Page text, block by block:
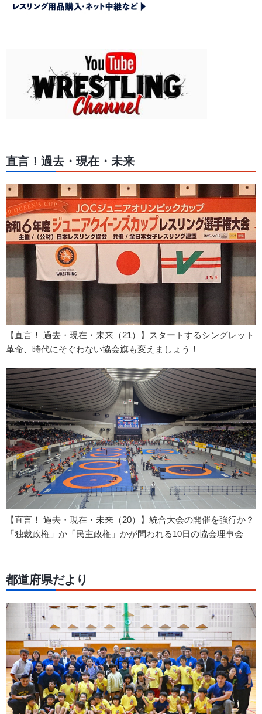
直言！過去・現在・未来
【直言！ 過去・現在・未来（21）】スタートするシングレット
革命、時代にそぐわない協会旗も変えましょう！
【直言！ 過去・現在・未来（20）】統合大会の開催を強行か？
「独裁政権」か「民主政権」かが問われる10日の協会理事会
都道府県だより